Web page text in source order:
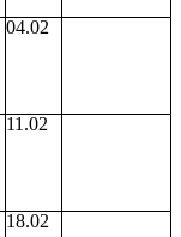
04.02
11.02
18.02